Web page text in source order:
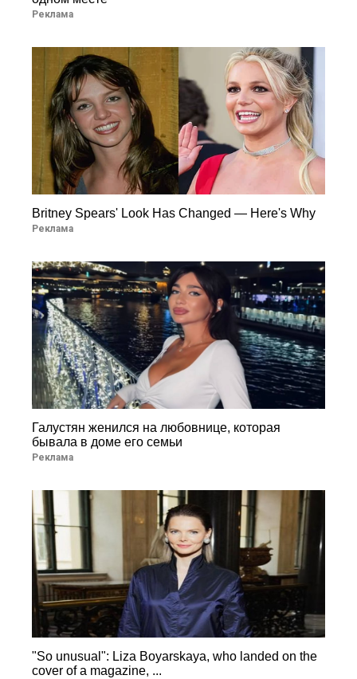
Реклама
Britney Spears' Look Has Changed — Here's Why
Реклама
Галустян женился на любовнице, которая
бывала в доме его семьи
Реклама
"So unusual": Liza Boyarskaya, who landed on the
cover of a magazine, ...